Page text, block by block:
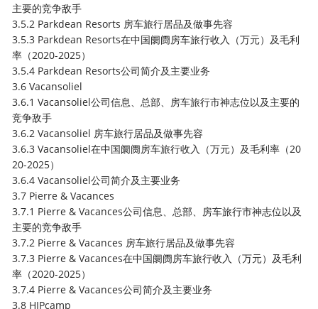
主要的竞争敌手
3.5.2 Parkdean Resorts 房车旅行居品及做事先容
3.5.3 Parkdean Resorts在中国阛阓房车旅行收入（万元）及毛利
率（2020-2025）
3.5.4 Parkdean Resorts公司简介及主要业务
3.6 Vacansoliel
3.6.1 Vacansoliel公司信息、总部、房车旅行市神志位以及主要的
竞争敌手
3.6.2 Vacansoliel 房车旅行居品及做事先容
3.6.3 Vacansoliel在中国阛阓房车旅行收入（万元）及毛利率（20
20-2025）
3.6.4 Vacansoliel公司简介及主要业务
3.7 Pierre & Vacances
3.7.1 Pierre & Vacances公司信息、总部、房车旅行市神志位以及
主要的竞争敌手
3.7.2 Pierre & Vacances 房车旅行居品及做事先容
3.7.3 Pierre & Vacances在中国阛阓房车旅行收入（万元）及毛利
率（2020-2025）
3.7.4 Pierre & Vacances公司简介及主要业务
3.8 HIPcamp